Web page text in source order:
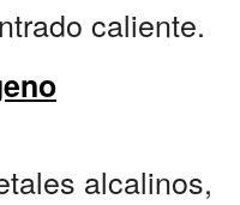
caliente.
alcalinos,